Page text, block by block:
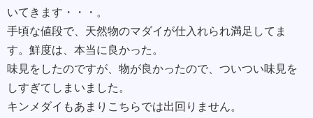
いてきます・・・。
手頃な値段で、天然物のマダイが仕入れられ満足してま
す。鮮度は、本当に良かった。
味見をしたのですが、物が良かったので、ついつい味見を
しすぎてしまいました。
キンメダイもあまりこちらでは出回りません。